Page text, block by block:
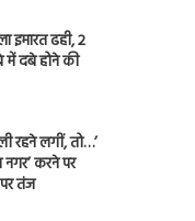
इमारत ढही, 2
दबे होने की
रहने लगीं, तो…’
नगर’ करने पर
तंज